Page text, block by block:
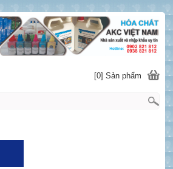
[0] Sản phẩm